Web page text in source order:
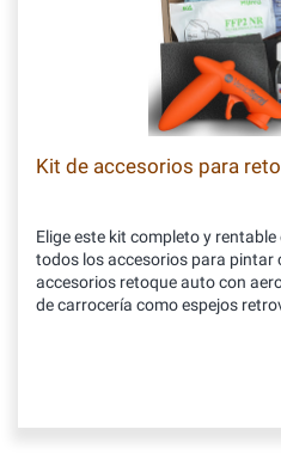
Kit de accesorios para
Elige este kit completo y
todos los accesorios para pintar
accesorios retoque auto con
de carrocería como espejos